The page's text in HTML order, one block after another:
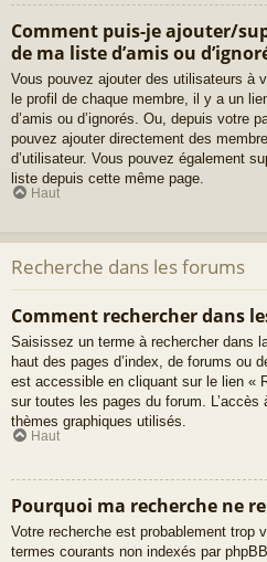
Comment puis-je ajouter/
de ma liste d’amis ou
Vous pouvez ajouter des utilisateurs à
le profil de chaque membre, il y a un
d’amis ou d’ignorés. Ou, depuis votre
pouvez ajouter directement des
d’utilisateur. Vous pouvez également
liste depuis cette même page.
Haut
Recherche dans les forums
Comment rechercher dans
Saisissez un terme à rechercher dans
haut des pages d’index, de forums ou
est accessible en cliquant sur le lien «
sur toutes les pages du forum. L’accès
thèmes graphiques utilisés.
Haut
Pourquoi ma recherche ne
Votre recherche est probablement trop
termes courants non indexés par